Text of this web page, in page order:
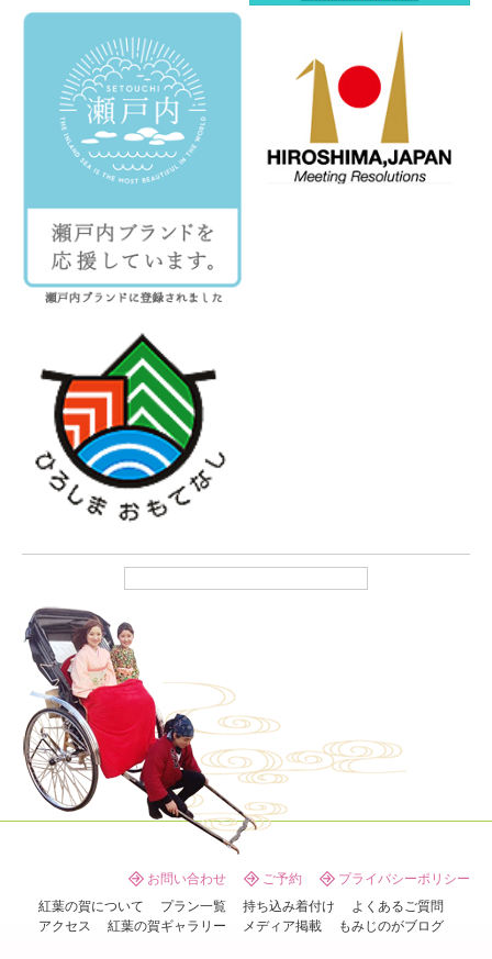
お問い合わせ ご予約
プライバシーポリシー
紅葉の賀について
プラン一覧 持ち込み着付け
よくあるご質問
アクセス
紅葉の賀ギャラリー メディア掲載 もみじのがブログ